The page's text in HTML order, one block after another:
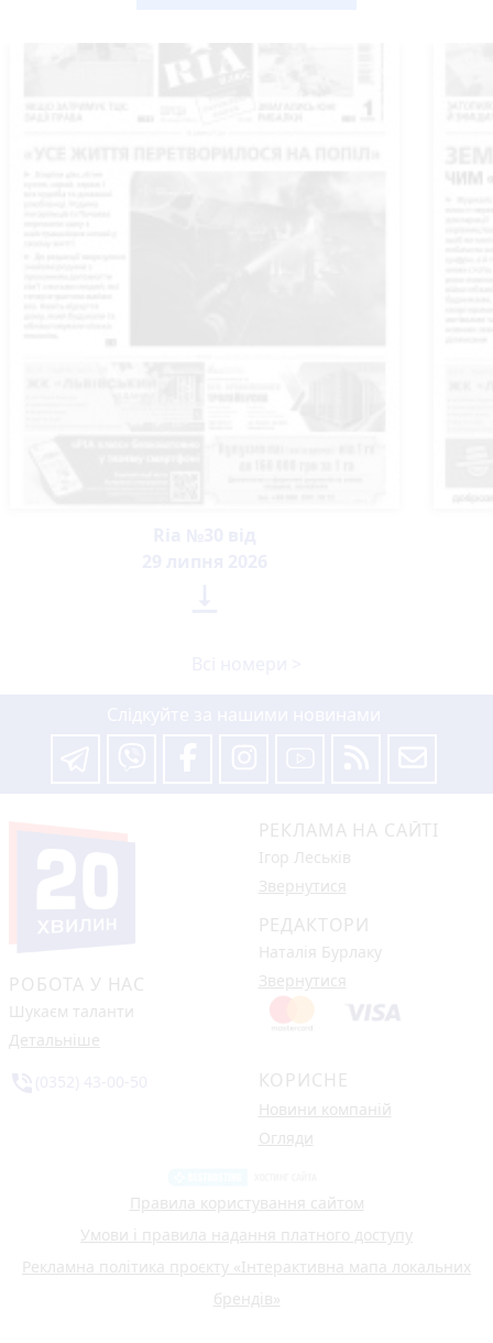
РОБОТА У НАС
Шукаєм таланти
Детальніше
РЕКЛАМА НА САЙТІ
Ігор Леськів
Звернутися
РЕДАКТОРИ
Наталія Бурлаку
Звернутися
КОРИСНЕ
Новини компаній
Огляди
Правила користування сайтом
Умови і правила надання платного доступу
Рекламна політика проєкту «Інтерактивна мапа локальних
брендів»